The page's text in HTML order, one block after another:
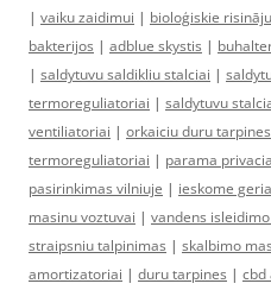
| vaiku zaidimui | bioloģiskie
bakterijos | adblue skystis |
| saldytuvu saldikliu stalciai |
termoreguliatoriai | saldytuvu
ventiliatoriai | orkaiciu duru tarpines
termoreguliatoriai | parama
pasirinkimas vilniuje | ieskome
masinu voztuvai | vandens
straipsniu talpinimas | skalbimo
amortizatoriai | duru tarpines | cbd